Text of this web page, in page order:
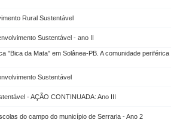
Rural Sustentável
Sustentável - ano II
"Bica da Mata" em Solânea-PB. A comunidade periférica
Sustentável
- AÇÃO CONTINUADA: Ano III
do campo do município de Serraria - Ano 2